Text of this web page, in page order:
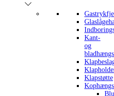
Kant-
og
Klapstøtte